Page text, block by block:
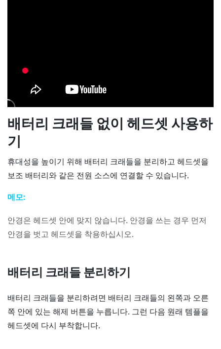
배터리 크래들 없이 헤드셋 사용하
기
휴대성을 높이기 위해 배터리 크래들을 분리하고 헤드셋을
보조 배터리와 같은 전원 소스에 연결할 수 있습니다.
메모:
안경은 헤드셋 안에 맞지 않습니다. 안경을 쓰는 경우 먼저
안경을 벗고 헤드셋을 착용하십시오.
배터리 크래들 분리하기
배터리 크래들을 분리하려면 배터리 크래들의 왼쪽과 오른
쪽 안에 있는 해제 버튼을 누릅니다. 그런 다음 원래 템플을
헤드셋에 다시 부착합니다.